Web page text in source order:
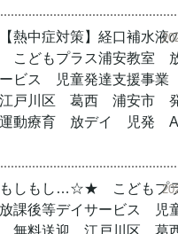
熱中症対策】経口補水液
どもプラス浦安教室
ビス 児童発達支援事
戸川区 葛西 浦安市
動療育 放デイ 児発
しもし…☆★ こどもプラ
課後等デイサービス 児